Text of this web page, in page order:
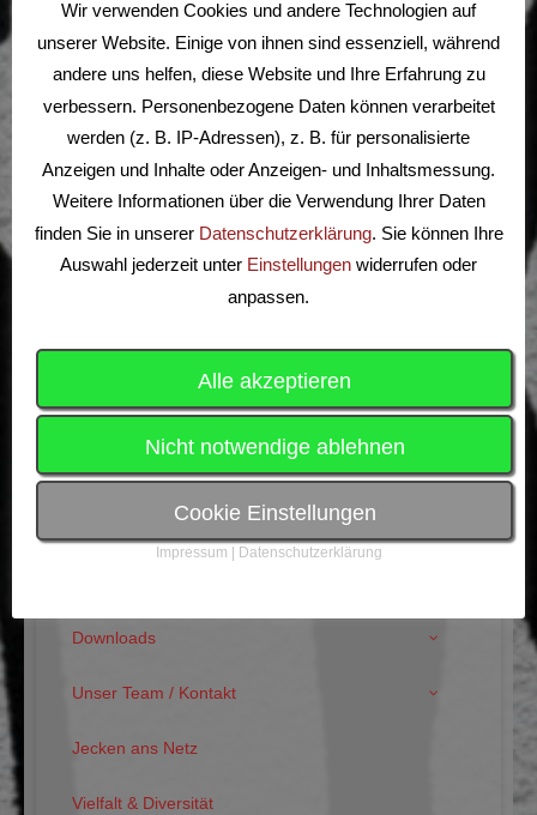
SG
Mühlengrund
28 - 27 Catch ‘em all
Alle Teams anzeigen
Suchen
Downloads
Unser Team / Kontakt
Jecken ans Netz
Vielfalt & Diversität
Wir verwenden Cookies und andere Technologien auf
unserer Website. Einige von ihnen sind essenziell, während
andere uns helfen, diese Website und Ihre Erfahrung zu
verbessern. Personenbezogene Daten können verarbeitet
werden (z. B. IP-Adressen), z. B. für personalisierte
Anzeigen und Inhalte oder Anzeigen- und Inhaltsmessung.
Weitere Informationen über die Verwendung Ihrer Daten
finden Sie in unserer Datenschutzerklärung. Sie können Ihre
Auswahl jederzeit unter Einstellungen widerrufen oder
anpassen.
Alle akzeptieren
Nicht notwendige ablehnen
Cookie Einstellungen
Impressum Datenschutzerklärung